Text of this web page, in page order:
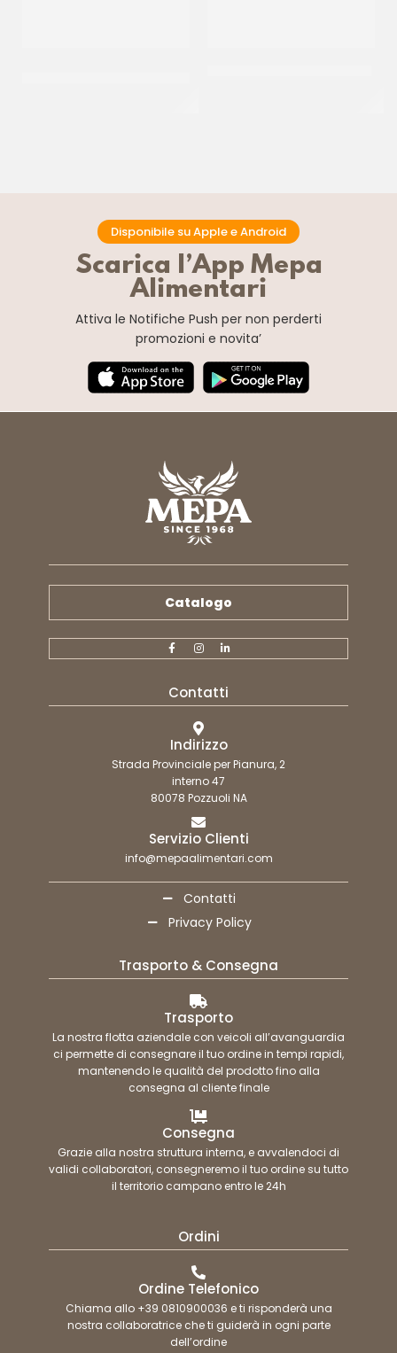
Disponibile su Apple e Android
Scarica l’App Mepa
Alimentari
Attiva le Notifiche Push per non perderti
promozioni e novita’
Catalogo
Contatti
Indirizzo
Strada Provinciale per Pianura, 2
interno 47
80078 Pozzuoli NA
Servizio Clienti
info@mepaalimentari.com
Contatti
Privacy Policy
Trasporto & Consegna
Trasporto
La nostra flotta aziendale con veicoli all’avanguardia
ci permette di consegnare il tuo ordine in tempi rapidi,
mantenendo le qualità del prodotto fino alla
consegna al cliente finale
Consegna
Grazie alla nostra struttura interna, e avvalendoci di
validi collaboratori, consegneremo il tuo ordine su tutto
il territorio campano entro le 24h
Ordini
Ordine Telefonico
Chiama allo +39 0810900036 e ti risponderà una
nostra collaboratrice che ti guiderà in ogni parte
dell’ordine